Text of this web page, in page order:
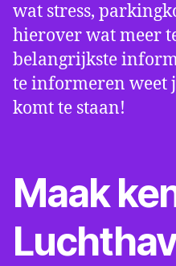
wat stress,
hierover wat meer
belangrijkste
te informeren weet
komt te staan!
Maak